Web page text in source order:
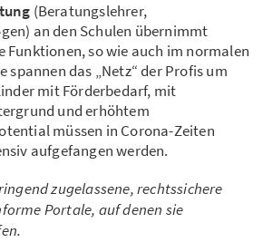
(Beratungslehrer,
an den Schulen übernimmt
Funktionen, so wie auch im normalen
spannen das „Netz“ der Profis um
mit Förderbedarf, mit
und erhöhtem
müssen in Corona-Zeiten
aufgefangen werden.
zugelassene, rechtssichere
Portale, auf denen sie